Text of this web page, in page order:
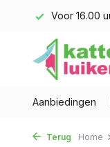
Voor 16.00
Aanbiedingen
Terug Home